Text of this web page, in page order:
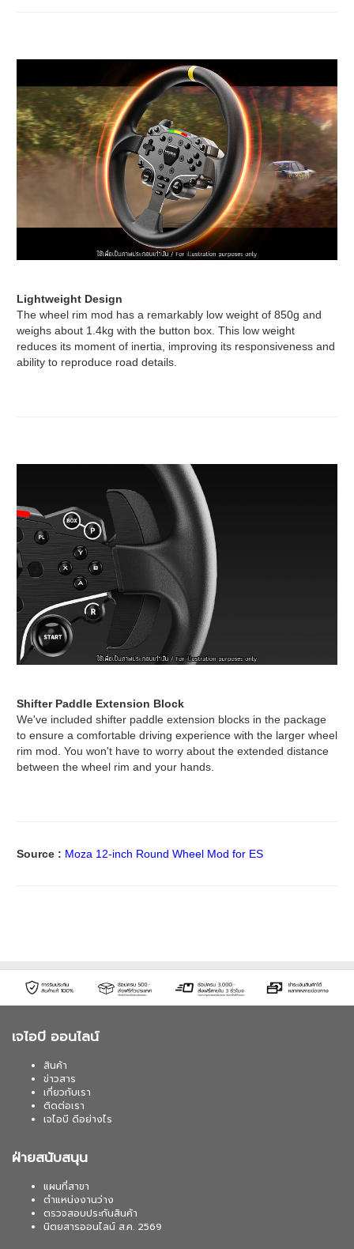
Lightweight Design
The wheel rim mod has a remarkably low weight of 850g and
weighs about 1.4kg with the button box. This low weight
reduces its moment of inertia, improving its responsiveness and
ability to reproduce road details.
Shifter Paddle Extension Block
We've included shifter paddle extension blocks in the package
to ensure a comfortable driving experience with the larger wheel
rim mod. You won't have to worry about the extended distance
between the wheel rim and your hands.
Source : Moza 12-inch Round Wheel Mod for ES
เจไอบี ออนไลน์
สินค้า
ข่าวสาร
เกี่ยวกับเรา
ติดต่อเรา
เจไอบี ดีอย่างไร
ฝ่ายสนับสนุน
แผนที่สาขา
ตำแหน่งงานว่าง
ตรวจสอบประกันสินค้า
นิตยสารออนไลน์ ส.ค. 2569